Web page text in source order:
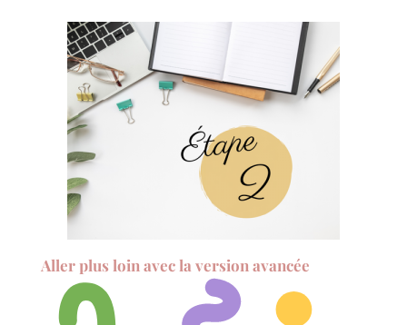
Aller plus loin avec la version avancée